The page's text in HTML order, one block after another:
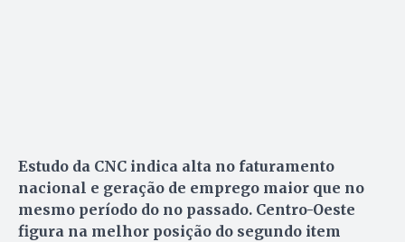
Estudo da CNC indica alta no faturamento
nacional e geração de emprego maior que no
mesmo período do no passado. Centro-Oeste
figura na melhor posição do segundo item